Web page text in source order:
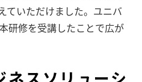
ていただけました。ユニバ
研修を受講したことで広が
スソリューシ